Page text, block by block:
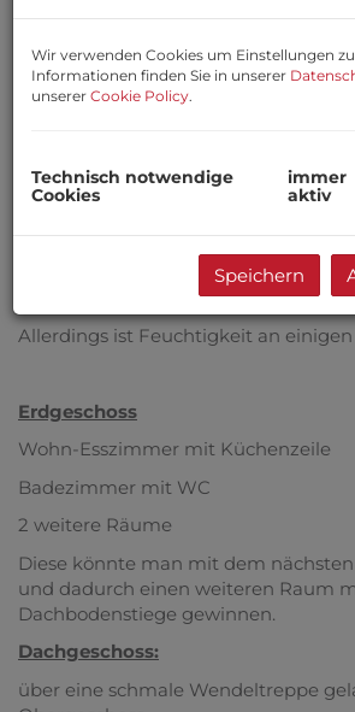
Häuserzeile mit insgesamt 3 Häuser
ruhiger Lage mitten in Stoob
Baujahr ist unbekannt - Wände 50
Bestätigung der Gemeinde liegt vor,
Allerdings ist Feuchtigkeit an
Erdgeschoss
Wohn-Esszimmer mit Küchenzeile
Badezimmer mit WC
2 weitere Räume
Diese könnte man mit dem
und dadurch einen weiteren Raum
Dachbodenstiege gewinnen.
Dachgeschoss:
über eine schmale Wendeltreppe
Wir verwenden Cookies um Einstellungen
Informationen finden Sie in unserer
unserer Cookie Policy.
Technisch notwendige
Cookies
immer
aktiv
Speichern